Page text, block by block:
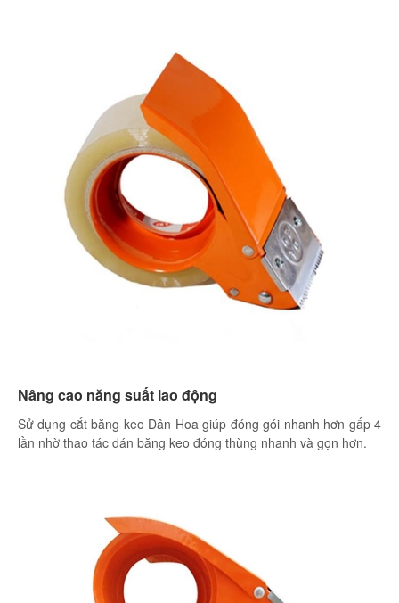
Nâng cao năng suất lao động
Sử dụng cắt băng keo Dân Hoa giúp đóng gói nhanh hơn gấp 4
lần nhờ thao tác dán băng keo đóng thùng nhanh và gọn hơn.